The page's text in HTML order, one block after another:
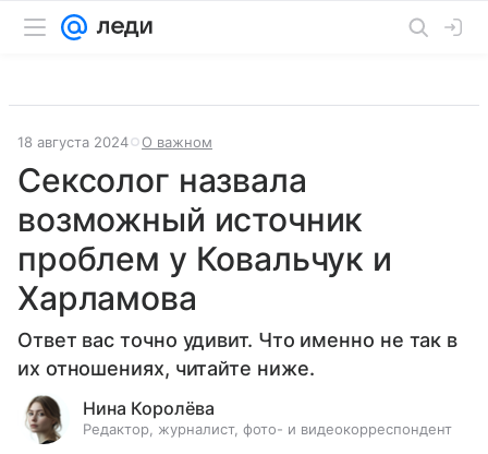
18 августа 2024 О важном
Сексолог назвала
возможный источник
проблем у Ковальчук и
Харламова
Ответ вас точно удивит. Что именно не так в
их отношениях, читайте ниже.
Нина Королёва
Редактор, журналист, фото- и видеокорреспондент